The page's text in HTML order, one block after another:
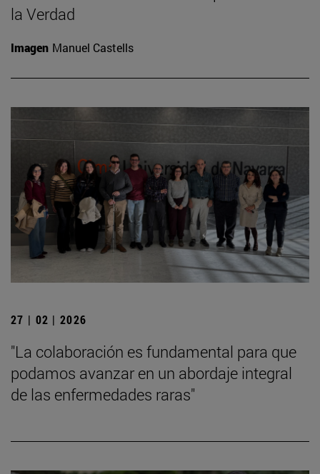
la Verdad
Imagen Manuel Castells
27 | 02 | 2026
"La colaboración es fundamental para que
podamos avanzar en un abordaje integral
de las enfermedades raras"